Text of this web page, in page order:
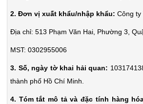
2. Đơn vị xuất khẩu/nhập khẩu: Công
Địa chỉ: 513 Phạm Văn Hai, Phường 3,
MST: 0302955006
3. Số, ngày tờ khai hải quan:
thành phố Hồ Chí Minh.
4. Tóm tắt mô tả và đặc tính hàng